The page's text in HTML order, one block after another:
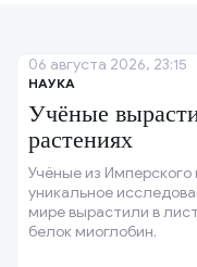
НАУКА
Учёные
растениях
Учёные из
уникальное
мире вырастили в
белок миоглобин.
06 августа 2026, 23:15